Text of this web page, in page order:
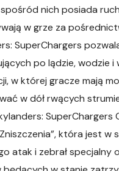
nich posiada
w grze za
SuperChargers
po lądzie, wodzie
w której gracze mają
w dół rwących
która jest w
atak i zebrał